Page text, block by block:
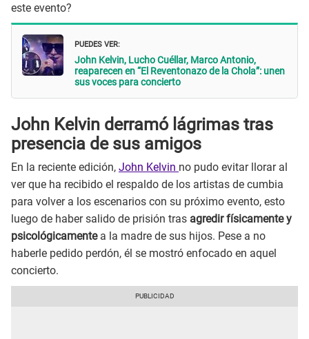
este evento?
PUEDES VER:
John Kelvin, Lucho Cuéllar, Marco Antonio,
reaparecen en “El Reventonazo de la Chola”: unen
sus voces para concierto
John Kelvin derramó lágrimas tras
presencia de sus amigos
En la reciente edición, John Kelvin no pudo evitar llorar al
ver que ha recibido el respaldo de los artistas de cumbia
para volver a los escenarios con su próximo evento, esto
luego de haber salido de prisión tras agredir físicamente y
psicológicamentea la madre de sus hijos. Pese a no
haberle pedido perdón, él se mostró enfocado en aquel
concierto.